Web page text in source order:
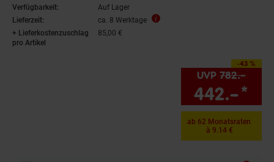
Verfügbarkeit:
Auf Lager
Lieferzeit:
ca. 8 Werktage
+ Lieferkostenzuschlag
pro Artikel
85,00 €
-43 %
Sie Sparen 43 Prozent,
UVP782.–UVP
442.–*
ab 62 Monatsraten
à 9.14 €